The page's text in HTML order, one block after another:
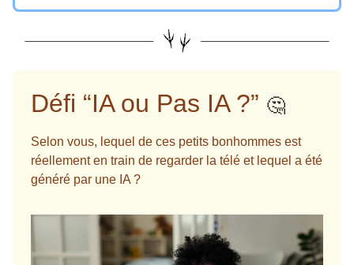
Défi “IA ou Pas IA ?” 🤔
Selon vous, lequel de ces petits bonhommes est
réellement en train de regarder la télé et lequel a été
généré par une IA ?